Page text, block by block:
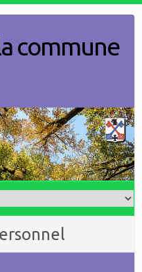
commune